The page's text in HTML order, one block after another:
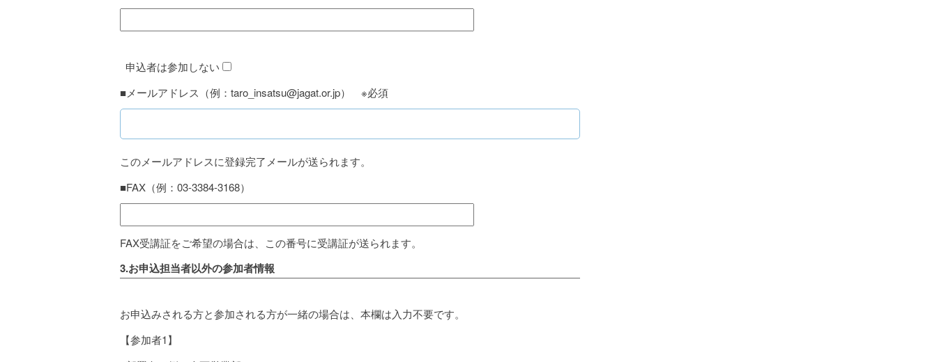
申込者は参加しない
■メールアドレス（例：taro_insatsu@jagat.or.jp） ※必須
このメールアドレスに登録完了メールが送られます。
■FAX（例：03-3384-3168）
FAX受講証をご希望の場合は、この番号に受講証が送られます。
3.お申込担当者以外の参加者情報
お申込みされる方と参加される方が一緒の場合は、本欄は入力不要です。
【参加者1】